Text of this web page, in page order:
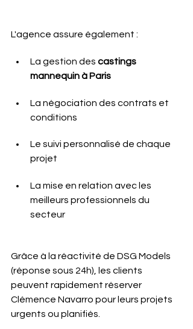
L'agence assure également :
La gestion des castings
mannequin à Paris
La négociation des contrats et
conditions
Le suivi personnalisé de chaque
projet
La mise en relation avec les
meilleurs professionnels du
secteur
Grâce à la réactivité de DSG Models
(réponse sous 24h), les clients
peuvent rapidement réserver
Clémence Navarro pour leurs projets
urgents ou planifiés.